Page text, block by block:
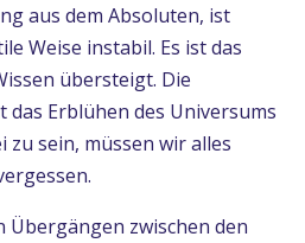
aus dem Absoluten, ist
Weise instabil. Es ist das
übersteigt. Die
Erblühen des Universums
sein, müssen wir alles
Übergängen zwischen den